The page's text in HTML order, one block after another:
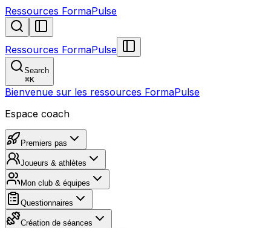
Ressources FormaPulse
Ressources FormaPulse
Search
⌘K
Bienvenue sur les ressources FormaPulse
Espace coach
Premiers pas
Joueurs & athlètes
Mon club & équipes
Questionnaires
Création de séances